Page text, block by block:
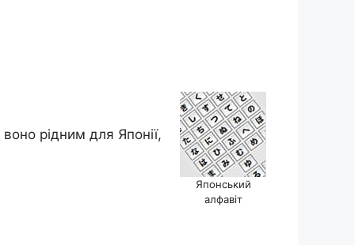
Японський
алфавіт
рідним для Японії,